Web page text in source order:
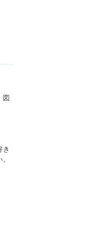
図
き